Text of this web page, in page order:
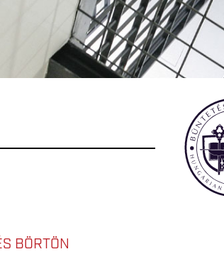
BÖRTÖN